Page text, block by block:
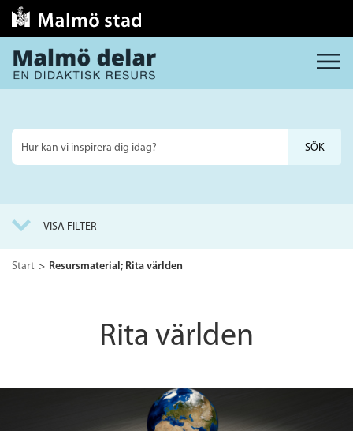
MENY
Sök
på
VISA FILTER
Start Resursmaterial; Rita världen
Rita världen